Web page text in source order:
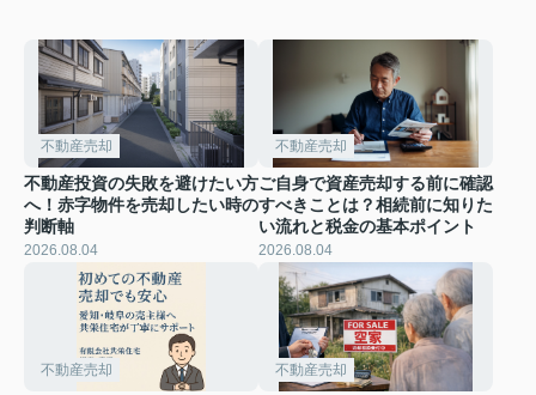
不動産売却
不動産投資の失敗を避けたい方
へ！赤字物件を売却したい時の
判断軸
2026.08.04
不動産売却
ご自身で資産売却する前に確認
すべきことは？相続前に知りた
い流れと税金の基本ポイント
2026.08.04
不動産売却 不動産売却